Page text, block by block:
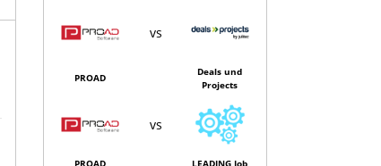
vs
PROAD
Deals und
Projects
vs